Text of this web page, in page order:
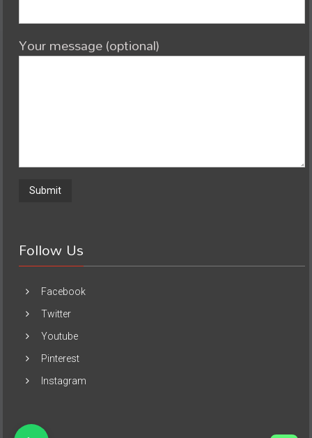
Your message (optional)
Follow Us
Facebook
Twitter
Youtube
Pinterest
Instagram